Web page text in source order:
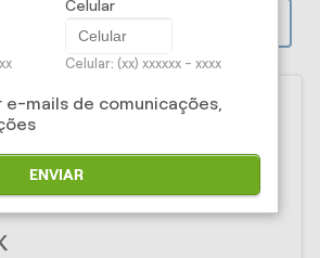
e Administradora
Ltda - Seguro para
Celular
Celular: (xx) xxxxxx - xxxx
mails de comunicações,
ENVIAR